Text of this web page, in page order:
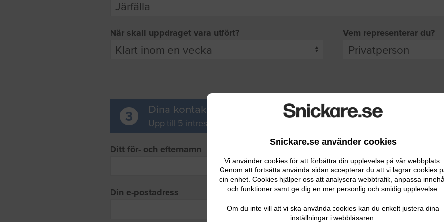
Snickare.se använder cookies
Vi använder cookies för att förbättra din upplevelse på vår webbplats.
Genom att fortsätta använda sidan accepterar du att vi lagrar cookies
din enhet. Cookies hjälper oss att analysera webbtrafik, anpassa
och funktioner samt ge dig en mer personlig och smidig upplevelse.
Om du inte vill att vi ska använda cookies kan du enkelt justera dina
inställningar i webbläsaren.
När skall uppdraget vara utfört? Vem representerar du?
3 Dina kontaktuppgifter
Upp till 5 intresserade leverantörer får möjlighet att ta kontakt med dig.
Ditt för- och efternamn
Din e-postadress Ditt telefonnummer